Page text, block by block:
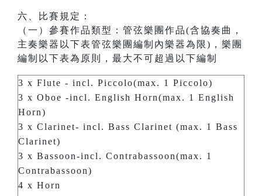
六、比賽規定：
（一）參賽作品類型：管弦樂團作品(含協奏曲，
主奏樂器以下表管弦樂團編制內樂器為限)，樂團
編制以下表為原則，最大不可超過以下編制
3 x Flute - incl. Piccolo(max. 1 Piccolo)
3 x Oboe -incl. English Horn(max. 1 English
Horn)
3 x Clarinet- incl. Bass Clarinet (max. 1 Bass
Clarinet)
3 x Bassoon-incl. Contrabassoon(max. 1
Contrabassoon)
4 x Horn